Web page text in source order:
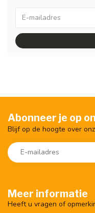
Meer informatie
Heeft u vragen of
Abonneer je op
Blijf op de hoogte over